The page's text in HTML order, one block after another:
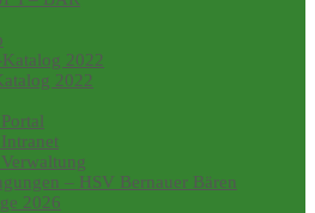
2022
2022
– HSV Bernauer Bären
2026